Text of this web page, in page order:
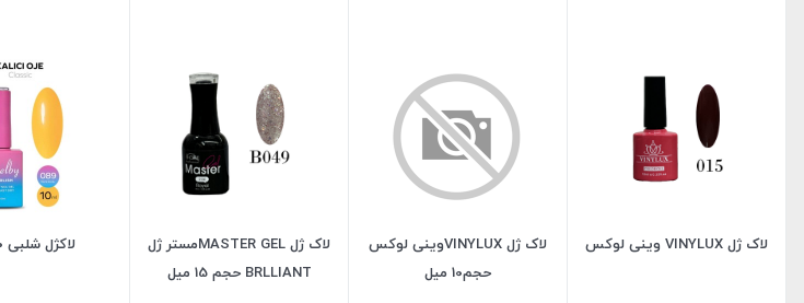
لاک ژل VINYLUX وینی لوکس
لاک ژل VINYLUXوینی لوکس
حجم10 میل
لاک ژل MASTER GELمستر ژل
BRLLIANT حجم 15 میل
لاکژل شلبی 10 میل